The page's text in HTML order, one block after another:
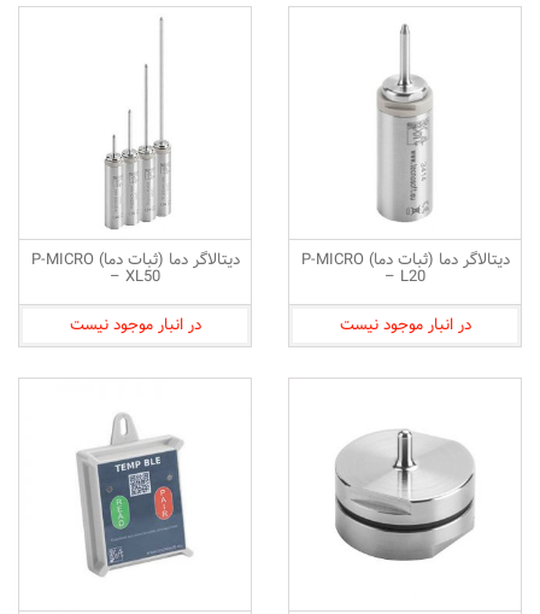
دیتالاگر دما (ثبات دما) P-MICRO
– L20
در انبار موجود نیست
دیتالاگر دما (ثبات دما) P-MICRO
– XL50
در انبار موجود نیست